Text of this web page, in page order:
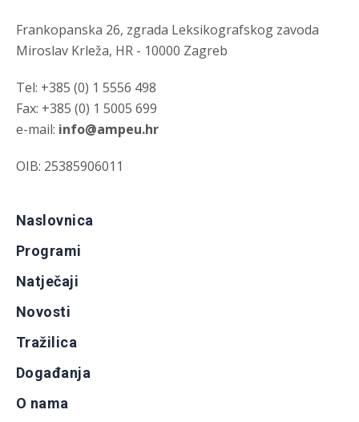
Frankopanska 26, zgrada Leksikografskog zavoda
Miroslav Krleža, HR - 10000 Zagreb
Tel: +385 (0) 1 5556 498
Fax: +385 (0) 1 5005 699
e-mail: info@ampeu.hr
OIB: 25385906011
Naslovnica
Programi
Natječaji
Novosti
Tražilica
Događanja
O nama